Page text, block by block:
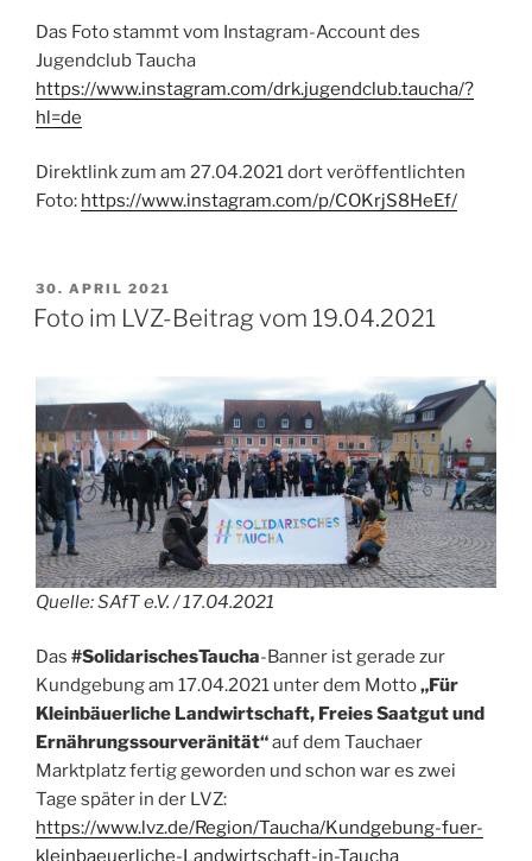
Das Foto stammt vom Instagram-Account des
Jugendclub Taucha
https://www.instagram.com/drk.jugendclub.taucha/?
hl=de
Direktlink zum am 27.04.2021 dort veröffentlichten
Foto: https://www.instagram.com/p/COKrjS8HeEf/
VERÖFFENTLICHT
AM
30. APRIL 2021
Foto im LVZ-Beitrag vom 19.04.2021
Quelle: SAfT e.V. / 17.04.2021
Das #SolidarischesTaucha-Banner ist gerade zur
Kundgebung am 17.04.2021 unter dem Motto„Für
Kleinbäuerliche Landwirtschaft, Freies Saatgut und
Ernährungssourveränität“auf dem Tauchaer
Marktplatz fertig geworden und schon war es zwei
Tage später in der LVZ:
https://www.lvz.de/Region/Taucha/Kundgebung-fuer-
kleinbaeuerliche-Landwirtschaft-in-Taucha